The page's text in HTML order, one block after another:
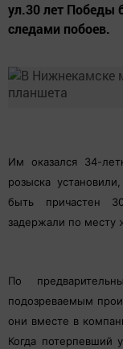
ул.30 лет Победы
следами побоев.
Им оказался 34-
розыска
быть причастен
задержали по месту
По
подозреваемым
они вместе в
Когда потерпевший